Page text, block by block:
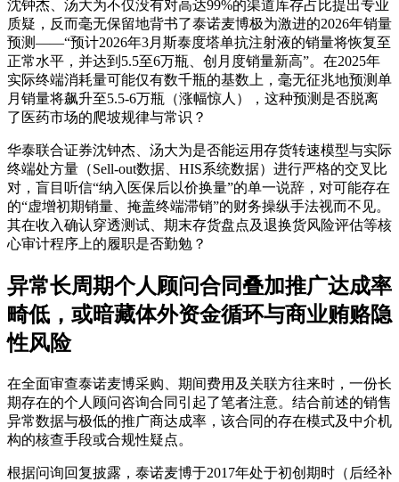
沈钟杰、汤大为不仅没有对高达99%的渠道库存占比提出专业
质疑，反而毫无保留地背书了泰诺麦博极为激进的2026年销量
预测——“预计2026年3月斯泰度塔单抗注射液的销量将恢复至
正常水平，并达到5.5至6万瓶、创月度销量新高”。在2025年
实际终端消耗量可能仅有数千瓶的基数上，毫无征兆地预测单
月销量将飙升至5.5-6万瓶（涨幅惊人），这种预测是否脱离
了医药市场的爬坡规律与常识？
华泰联合证券沈钟杰、汤大为是否能运用存货转速模型与实际
终端处方量（Sell-out数据、HIS系统数据）进行严格的交叉比
对，盲目听信“纳入医保后以价换量”的单一说辞，对可能存在
的“虚增初期销量、掩盖终端滞销”的财务操纵手法视而不见。
其在收入确认穿透测试、期末存货盘点及退换货风险评估等核
心审计程序上的履职是否勤勉？
异常长周期个人顾问合同叠加推广达成率
畸低，或暗藏体外资金循环与商业贿赂隐
性风险
在全面审查泰诺麦博采购、期间费用及关联方往来时，一份长
期存在的个人顾问咨询合同引起了笔者注意。结合前述的销售
异常数据与极低的推广商达成率，该合同的存在模式及中介机
构的核查手段或合规性疑点。
根据问询回复披露，泰诺麦博于2017年处于初创期时（后经补